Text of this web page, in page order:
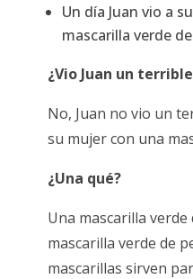
Un día Juan vio a
mascarilla verde
¿Vio Juan un
No, Juan no vio un
su mujer con una
¿Una qué?
Una mascarilla
mascarilla verde de
mascarillas sirven